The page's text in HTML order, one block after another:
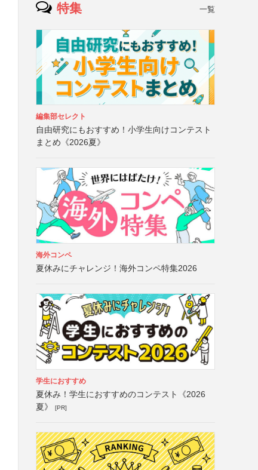
特集 一覧
編集部セレクト
自由研究にもおすすめ！小学生向けコンテスト
まとめ《2026夏》
海外コンペ
夏休みにチャレンジ！海外コンペ特集2026
学生におすすめ
夏休み！学生におすすめのコンテスト《2026
夏》
[PR]